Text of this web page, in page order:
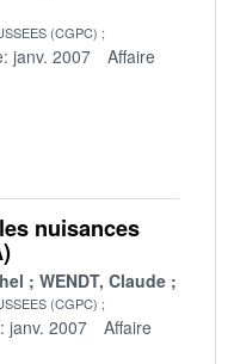
(CGPC)
janv. 2007
Affaire
nuisances
WENDT, Claude
(CGPC)
janv. 2007
Affaire